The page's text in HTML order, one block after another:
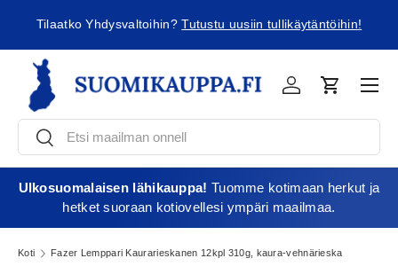
Jatka sisältöön
Tilaatko Yhdysvaltoihin?Tutustu uusiin tullikäytäntöihin!
EtsiEtsi
KirjauduOstoskori
Ulkosuomalaisen lähikauppa! Tuomme kotimaan herkut ja
hetket suoraan kotiovellesi ympäri maailmaa.
Koti Fazer Lemppari Kaurarieskanen 12kpl 310g, kaura-vehnärieska